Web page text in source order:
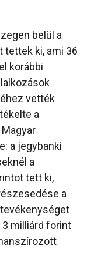
belül a
ki, ami 36
korábbi
vették
a
Magyar
a jegybanki
a
tett ki,
a
milliárd forint